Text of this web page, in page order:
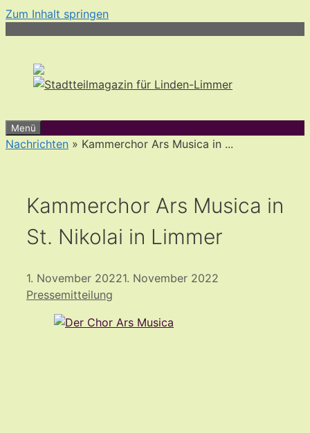
Zum Inhalt springen
Menü
Nachrichten » Kammerchor Ars Musica in ...
Kammerchor Ars Musica in
St. Nikolai in Limmer
1. November 20221. November 2022
Pressemitteilung